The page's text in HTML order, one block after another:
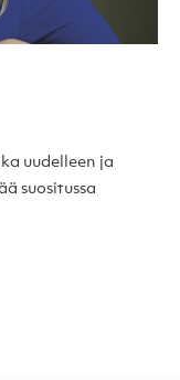
uudelleen ja
suositussa